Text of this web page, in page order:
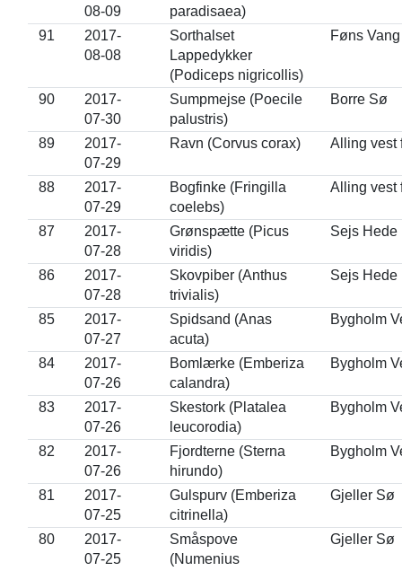
08-09
paradisaea)
91
2017-
08-08
Sorthalset
Lappedykker
(Podiceps nigricollis)
Føns Vang
90
2017-
07-30
Sumpmejse (Poecile
palustris)
Borre Sø
89
2017-
07-29
Ravn (Corvus corax) Alling vest
88
2017-
07-29
Bogfinke (Fringilla
coelebs)
Alling vest
87
2017-
07-28
Grønspætte (Picus
viridis)
Sejs Hede
86
2017-
07-28
Skovpiber (Anthus
trivialis)
Sejs Hede
85
2017-
07-27
Spidsand (Anas
acuta)
Bygholm
84
2017-
07-26
Bomlærke (Emberiza
calandra)
Bygholm
83
2017-
07-26
Skestork (Platalea
leucorodia)
Bygholm
82
2017-
07-26
Fjordterne (Sterna
hirundo)
Bygholm
81
2017-
07-25
Gulspurv (Emberiza
citrinella)
Gjeller Sø
80
2017-
07-25
Småspove
(Numenius
Gjeller Sø